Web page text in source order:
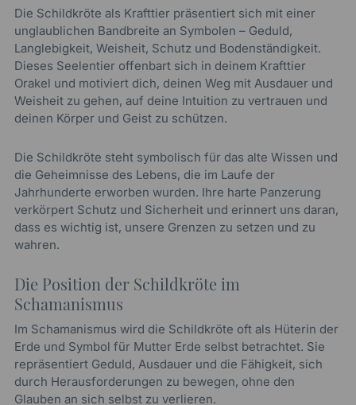
Die Schildkröte als Krafttier präsentiert sich mit einer
unglaublichen Bandbreite an Symbolen – Geduld,
Langlebigkeit, Weisheit, Schutz und Bodenständigkeit.
Dieses Seelentier offenbart sich in deinem Krafttier
Orakel und motiviert dich, deinen Weg mit Ausdauer und
Weisheit zu gehen, auf deine Intuition zu vertrauen und
deinen Körper und Geist zu schützen.
Die Schildkröte steht symbolisch für das alte Wissen und
die Geheimnisse des Lebens, die im Laufe der
Jahrhunderte erworben wurden. Ihre harte Panzerung
verkörpert Schutz und Sicherheit und erinnert uns daran,
dass es wichtig ist, unsere Grenzen zu setzen und zu
wahren.
Die Position der Schildkröte im
Schamanismus
Im Schamanismus wird die Schildkröte oft als Hüterin der
Erde und Symbol für Mutter Erde selbst betrachtet. Sie
repräsentiert Geduld, Ausdauer und die Fähigkeit, sich
durch Herausforderungen zu bewegen, ohne den
Glauben an sich selbst zu verlieren.